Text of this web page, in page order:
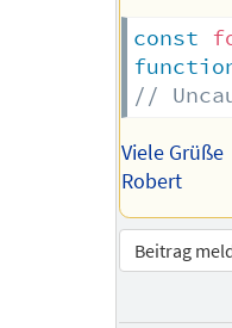
const
//
Viele Grüße
Robert
Beitrag